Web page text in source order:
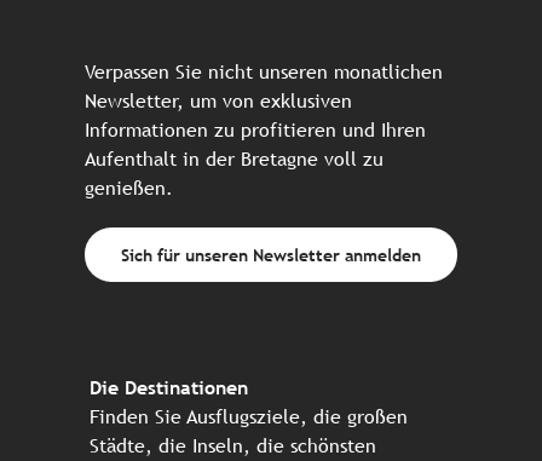
Verpassen Sie nicht unseren monatlichen
Newsletter, um von exklusiven
Informationen zu profitieren und Ihren
Aufenthalt in der Bretagne voll zu
genießen.
Sich für unseren Newsletter anmelden
Die Destinationen
Finden Sie Ausflugsziele, die großen
Städte, die Inseln, die schönsten